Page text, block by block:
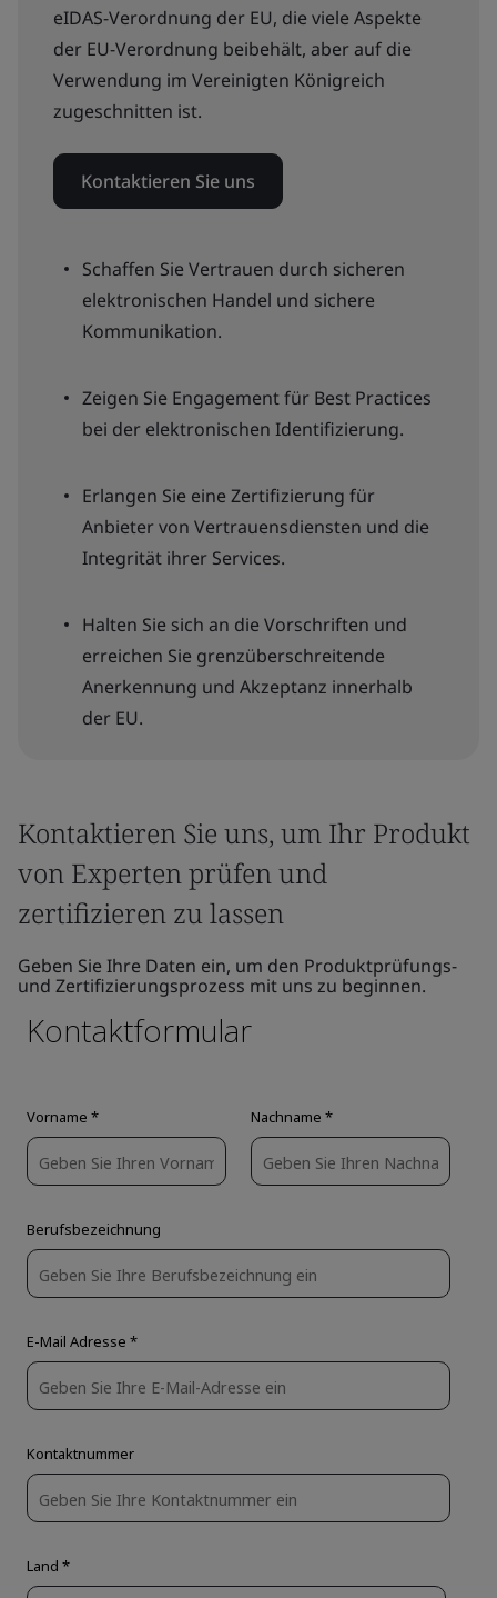
eIDAS-Verordnung der EU, die viele Aspekte
der EU-Verordnung beibehält, aber auf die
Verwendung im Vereinigten Königreich
zugeschnitten ist.
Kontaktieren Sie uns
Schaffen Sie Vertrauen durch sicheren
elektronischen Handel und sichere
Kommunikation.
Zeigen Sie Engagement für Best Practices
bei der elektronischen Identifizierung.
Erlangen Sie eine Zertifizierung für
Anbieter von Vertrauensdiensten und die
Integrität ihrer Services.
Halten Sie sich an die Vorschriften und
erreichen Sie grenzüberschreitende
Anerkennung und Akzeptanz innerhalb
der EU.
Kontaktieren Sie uns, um Ihr Produkt
von Experten prüfen und
zertifizieren zu lassen
Geben Sie Ihre Daten ein, um den Produktprüfungs-
und Zertifizierungsprozess mit uns zu beginnen.